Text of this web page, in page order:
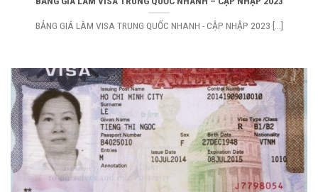
BẢNG GIÁ LÀM VISA TRUNG QUỐC NHANH - CẬP NHẬP 2023 [...]